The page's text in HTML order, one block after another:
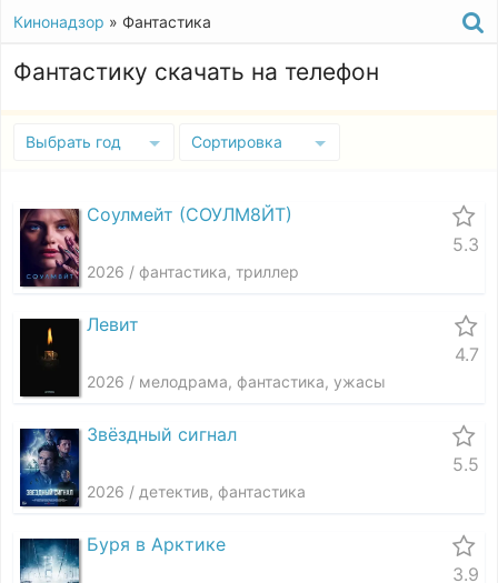
Кинонадзор » Фантастика
Фантастику скачать на телефон
Выбрать год Сортировка
Соулмейт (СОУЛМ8ЙТ)
5.3
2026 / фантастика, триллер
Левит
4.7
2026 / мелодрама, фантастика, ужасы
Звёздный сигнал
5.5
2026 / детектив, фантастика
Буря в Арктике
3.9